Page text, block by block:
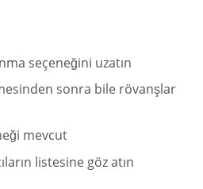
seçeneğini uzatın
sonra bile rövanşlar
mevcut
listesine göz atın